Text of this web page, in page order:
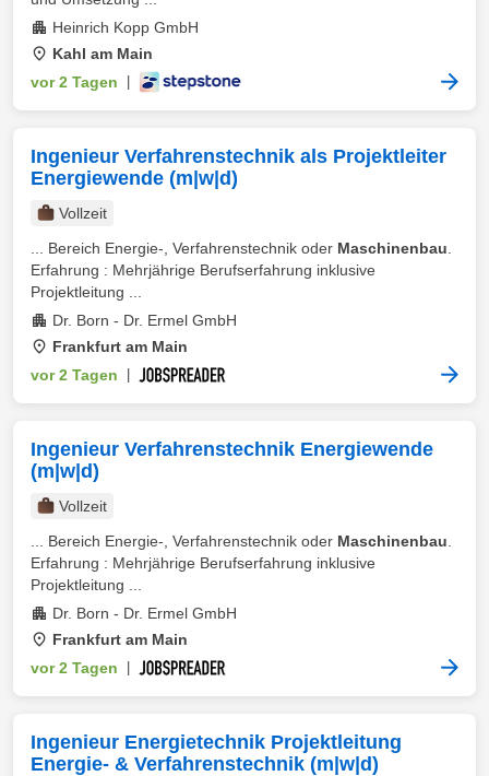
Heinrich Kopp GmbH
Kahl am Main
vor 2 Tagen
Ingenieur Verfahrenstechnik als Projektleiter
Energiewende (m|w|d)
Vollzeit
... Bereich Energie-, Verfahrenstechnik oder Maschinenbau
Erfahrung : Mehrjährige Berufserfahrung inklusive
Projektleitung ...
Dr. Born - Dr. Ermel GmbH
Frankfurt am Main
vor 2 Tagen
Ingenieur Verfahrenstechnik Energiewende
(m|w|d)
Vollzeit
... Bereich Energie-, Verfahrenstechnik oder Maschinenbau
Erfahrung : Mehrjährige Berufserfahrung inklusive
Projektleitung ...
Dr. Born - Dr. Ermel GmbH
Frankfurt am Main
vor 2 Tagen
Ingenieur Energietechnik Projektleitung
Energie- & Verfahrenstechnik (m|w|d)